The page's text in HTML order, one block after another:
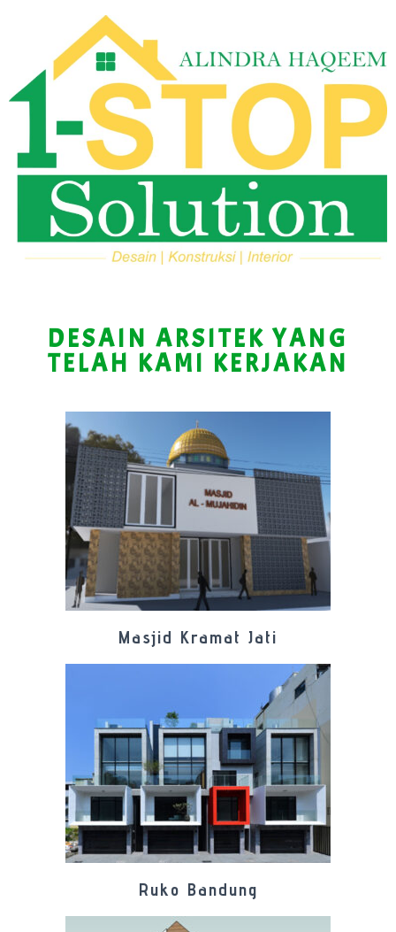
DESAIN ARSITEK YANG
TELAH KAMI KERJAKAN
Masjid Kramat Jati
Ruko Bandung